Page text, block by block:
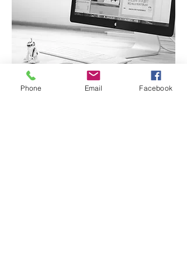
Mehr Info
Phone Email Facebook